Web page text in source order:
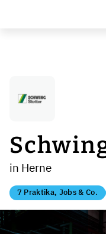
in Herne
7 Praktika, Jobs & Co.